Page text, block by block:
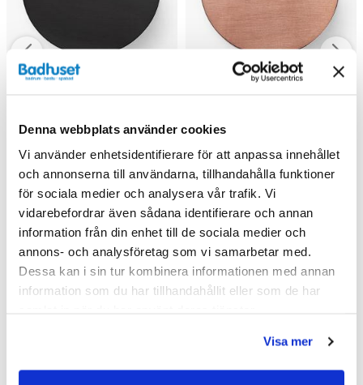
Denna webbplats använder cookies
Vi använder enhetsidentifierare för att anpassa innehållet
och annonserna till användarna, tillhandahålla funktioner
för sociala medier och analysera vår trafik. Vi
vidarebefordrar även sådana identifierare och annan
information från din enhet till de sociala medier och
annons- och analysföretag som vi samarbetar med.
Dessa kan i sin tur kombinera informationen med annan
information som du har tillhandahållit eller som de har
Visa mer
Haven Knopp A2. 01
(Mattsvart)
168 kr/st210 kr /st
Välj ...
Haven Knopp A2. 01
(Koppar)
168 kr/st 210 kr
Välj ...
Andra köpte även